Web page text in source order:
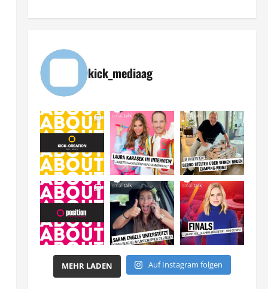
kick_mediaag
MEHR LADEN Auf Instagram folgen